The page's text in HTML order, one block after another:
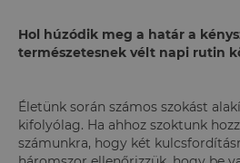
Hol húzódik meg a határ a
természetesnek vélt napi rutin
Életünk során számos szokást
kifolyólag. Ha ahhoz szoktunk
számunkra, hogy két